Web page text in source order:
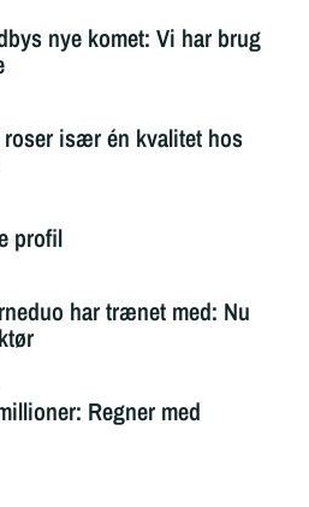
nye komet: Vi har brug
især én kvalitet hos
profil
har trænet med: Nu
Regner med